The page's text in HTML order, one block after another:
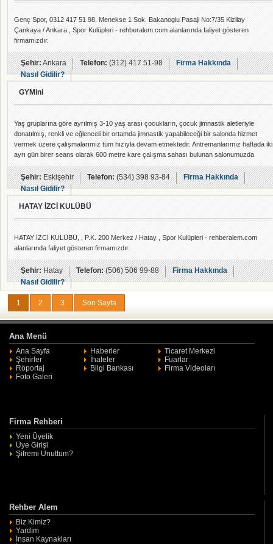
Genç Spor, 0312 417 51 98, Menekse 1 Sok. Bakanoglu Pasaji No:7/35 Kizilay
Çankaya / Ankara , Spor Kulüpleri - rehberalem.com alanlarında faliyet gösteren
firmamızdır.
Şehir:Ankara Telefon:(312) 417 51-98
Firma Hakkında
Nasıl Gidilir?
GYMini
Yaş gruplarına göre ayrılmış 3-10 yaş arası çocukların, çocuk jimnastik aletleriyle
donatılmış, renkli ve eğlenceli bir ortamda jimnastik yapabileceği bir salonda hizmet
vermek üzere çalışmalarımız tüm hızıyla devam etmektedir. Antremanlarımız haftada iki
ayrı gün birer seans olarak 600 metre kare çalışma sahası bulunan salonumuzda
gerçekleşecektir. GYMini Batıkent&#39;in Çamlıca girişinde, Gündüz Ökçün Caddesi
üzerinde DuruPark konutlarındadır. Salonumuza tramvay ve otobüs gibi toplu taşıma
araçlarıyla
Şehir:Eskişehir Telefon:(534) 398 93-84
Firma Hakkında
Nasıl Gidilir?
HATAY İZCİ KULÜBÜ
HATAY İZCİ KULÜBÜ, , P.K. 200 Merkez / Hatay , Spor Kulüpleri - rehberalem.com
alanlarında faliyet gösteren firmamızdır.
Şehir:Hatay Telefon:(506) 506 99-88
Firma Hakkında
Nasıl Gidilir?
1 2 3 Son Sayfa
Ana Menü
Ana Sayfa Haberler
Ticaret Merkezi
Şehirler
İhaleler
Fuarlar
Röportaj
Bilgi Bankası
Firma Videoları
Foto Galeri
Firma Rehberi
Yeni Üyelik
Üye Girişi
Şifremi Unuttum?
Rehber Alem
Biz Kimiz?
Yardım
İnsan Kaynakları